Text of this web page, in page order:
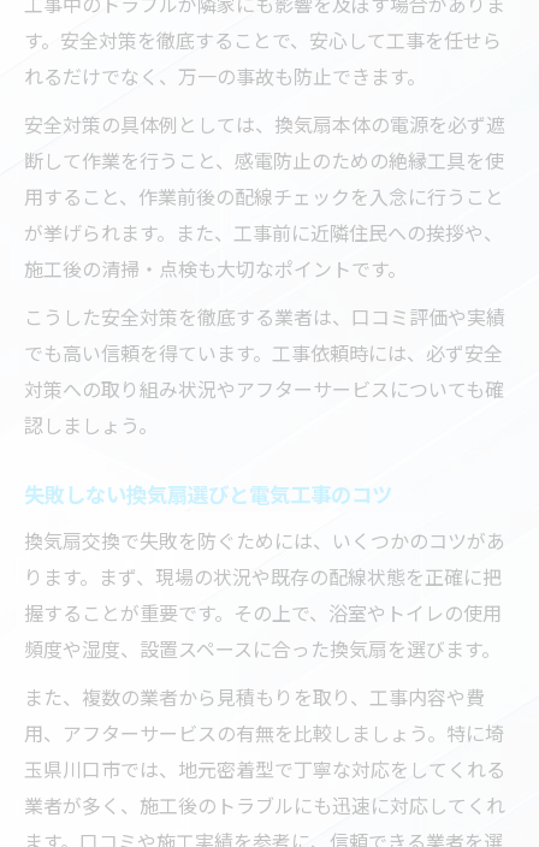
す。安全対策を徹底することで、安心して工事を任せら
れるだけでなく、万一の事故も防止できます。
安全対策の具体例としては、換気扇本体の電源を必ず遮
断して作業を行うこと、感電防止のための絶縁工具を使
用すること、作業前後の配線チェックを入念に行うこと
が挙げられます。また、工事前に近隣住民への挨拶や、
施工後の清掃・点検も大切なポイントです。
こうした安全対策を徹底する業者は、口コミ評価や実績
でも高い信頼を得ています。工事依頼時には、必ず安全
対策への取り組み状況やアフターサービスについても確
認しましょう。
失敗しない換気扇選びと電気工事のコツ
換気扇交換で失敗を防ぐためには、いくつかのコツがあ
ります。まず、現場の状況や既存の配線状態を正確に把
握することが重要です。その上で、浴室やトイレの使用
頻度や湿度、設置スペースに合った換気扇を選びます。
また、複数の業者から見積もりを取り、工事内容や費
用、アフターサービスの有無を比較しましょう。特に埼
玉県川口市では、地元密着型で丁寧な対応をしてくれる
業者が多く、施工後のトラブルにも迅速に対応してくれ
ます。口コミや施工実績を参考に、信頼できる業者を選